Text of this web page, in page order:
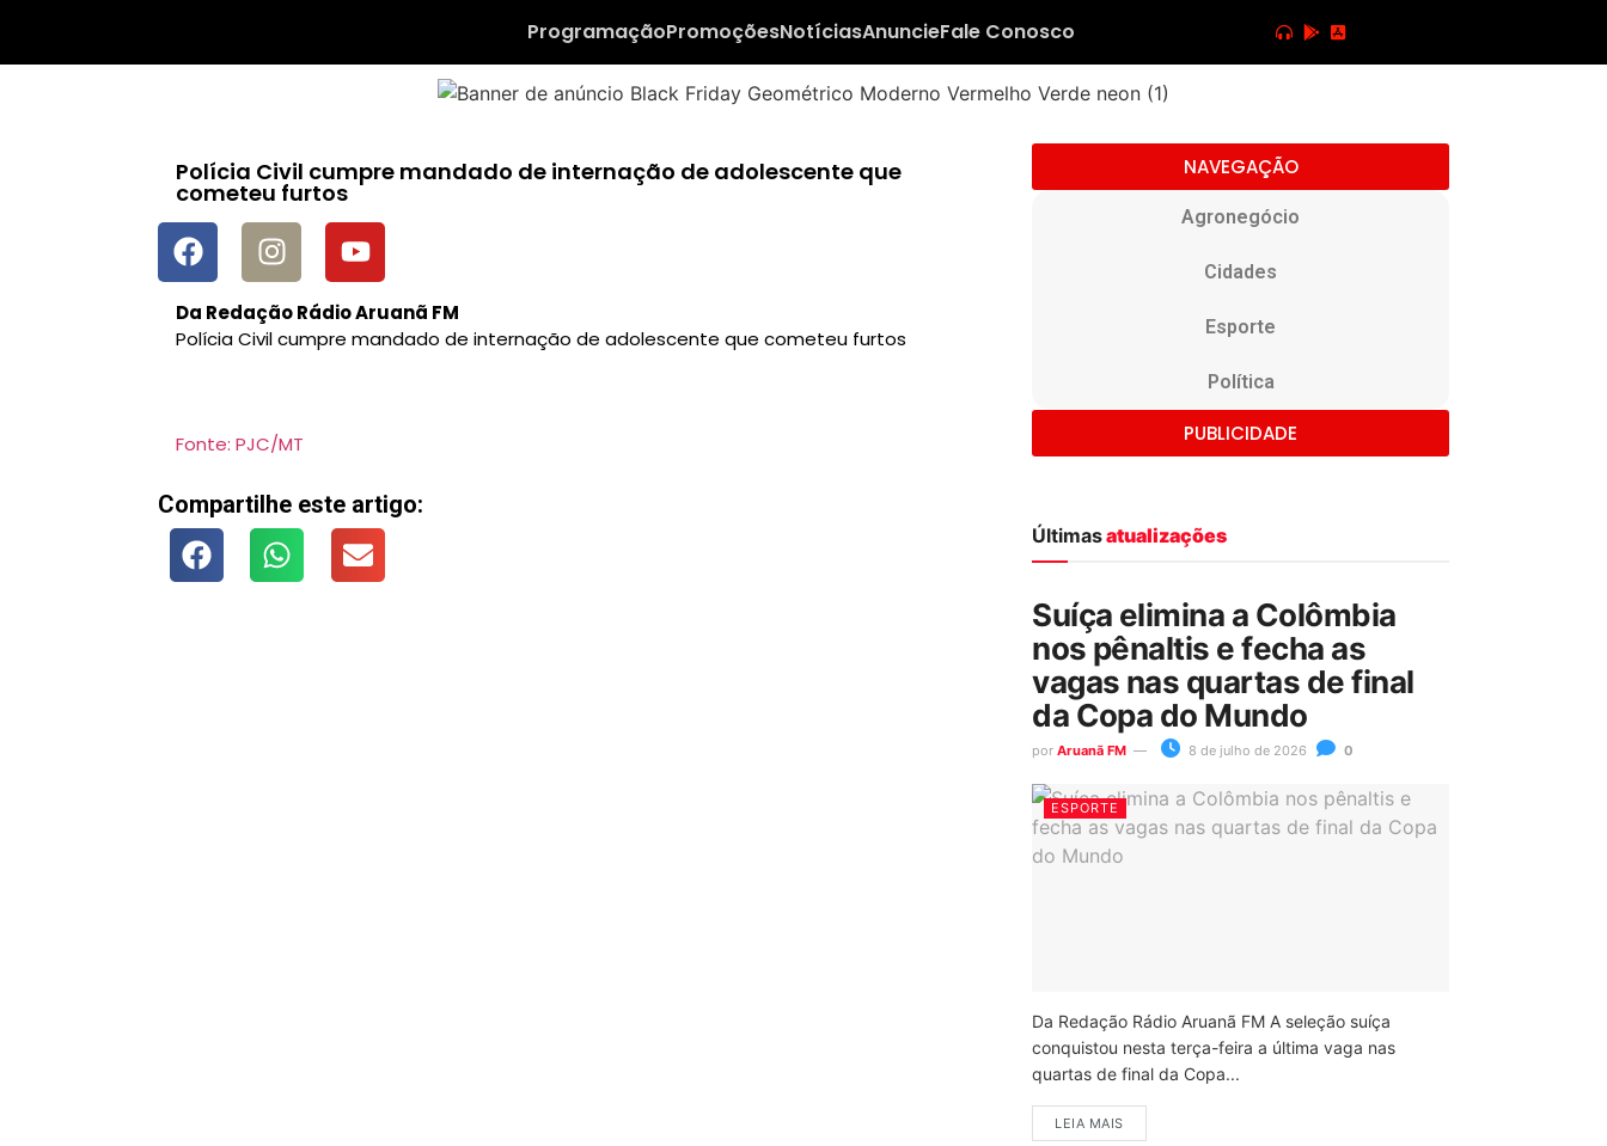
ProgramaçãoPromoçõesNotíciasAnuncieFale Conosco
Polícia Civil cumpre mandado de internação de adolescente que
cometeu furtos
Da Redação Rádio Aruanã FM
Polícia Civil cumpre mandado de internação de adolescente que cometeu furtos
Fonte: PJC/MT
Compartilhe este artigo:
NAVEGAÇÃO
Agronegócio
Cidades
Esporte
Política
PUBLICIDADE
Últimasatualizações
Suíça elimina a Colômbia
nos pênaltis e fecha as
vagas nas quartas de final
da Copa do Mundo
por Aruanã FM 8 de julho de 2026 0
ESPORTE
Da Redação Rádio Aruanã FM A seleção suíça
conquistou nesta terça-feira a última vaga nas
quartas de final da Copa...
LEIA MAIS